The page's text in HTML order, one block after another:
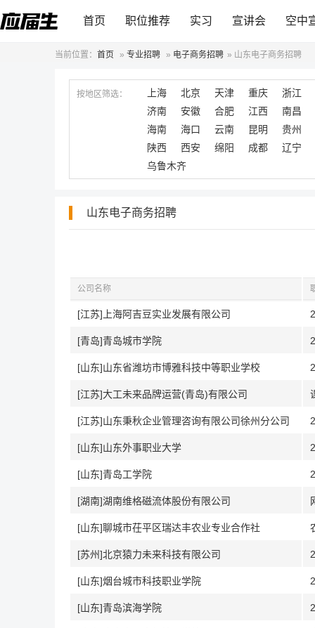
首页 职位推荐 实习 宣讲会 空中
当前位置： 首页 » 专业招聘 » 电子商务招聘 » 山东电子商务招聘
按地区筛选： 上海 北京 天津 重庆
浙江
济南
安徽 合肥 江西
南昌
海南
海口 云南 昆明
贵州
陕西
西安 绵阳 成都
辽宁
乌鲁木齐
山东电子商务招聘
公司名称
[江苏]上海阿吉豆实业发展有限公司
[青岛]青岛城市学院
[山东]山东省潍坊市博雅科技中等职业学校
[江苏]大工未来品牌运营(青岛)有限公司
[江苏]山东秉秋企业管理咨询有限公司徐州分公司
[山东]山东外事职业大学
[山东]青岛工学院
[湖南]湖南维格磁流体股份有限公司
[山东]聊城市茌平区瑞达丰农业专业合作社
[苏州]北京猿力未来科技有限公司
[山东]烟台城市科技职业学院
[山东]青岛滨海学院